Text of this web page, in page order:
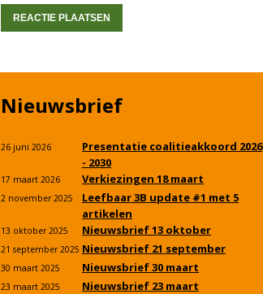
Nieuwsbrief
26 juni 2026
Presentatie coalitieakkoord 2026
- 2030
17 maart 2026 Verkiezingen 18 maart
2 november 2025
Leefbaar 3B update #1 met 5
artikelen
13 oktober 2025 Nieuwsbrief 13 oktober
21 september 2025 Nieuwsbrief 21 september
30 maart 2025 Nieuwsbrief 30 maart
23 maart 2025 Nieuwsbrief 23 maart